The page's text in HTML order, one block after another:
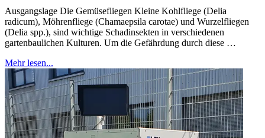
Ausgangslage Die Gemüsefliegen Kleine Kohlfliege (Delia
radicum), Möhrenfliege (Chamaepsila carotae) und Wurzelfliegen
(Delia spp.), sind wichtige Schadinsekten in verschiedenen
gartenbaulichen Kulturen. Um die Gefährdung durch diese …
Mehr lesen...